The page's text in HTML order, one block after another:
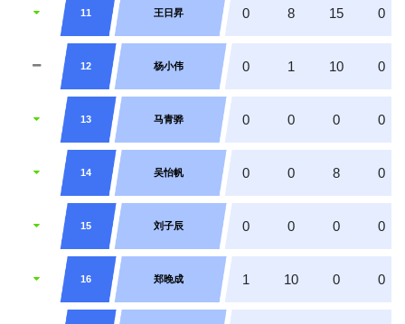
11 王日昇 0 8 15 0
12 杨小伟 0 1 10 0
13 马青骅 0 0 0 0
14 吴怡帆 0 0 8 0
15 刘子辰 0 0 0 0
16 郑晚成 1 10 0 0